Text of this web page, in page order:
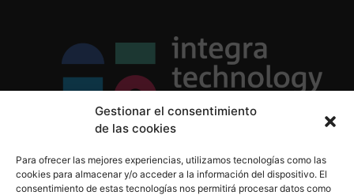
Gestionar el consentimiento
de las cookies
Para ofrecer las mejores experiencias, utilizamos tecnologías como las
cookies para almacenar y/o acceder a la información del dispositivo. El
consentimiento de estas tecnologías nos permitirá procesar datos como
Política de Cookies
Aviso Legal